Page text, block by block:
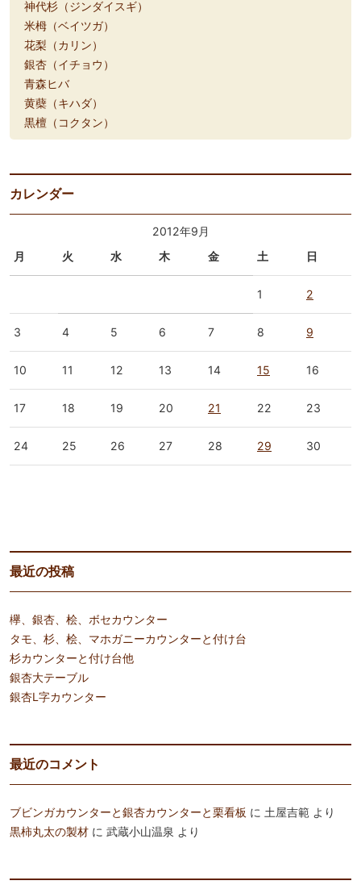
神代杉（ジンダイスギ）
米栂（ベイツガ）
花梨（カリン）
銀杏（イチョウ）
青森ヒバ
黄蘗（キハダ）
黒檀（コクタン）
カレンダー
2012年9月
月
火 水 木 金 土 日
1 2
3 4 5 6 7 8 9
10 11 12 13 14 15 16
17 18 19 20 21 22 23
24 25 26 27 28 29 30
最近の投稿
欅、銀杏、桧、ボセカウンター
タモ、杉、桧、マホガニーカウンターと付け台
杉カウンターと付け台他
銀杏大テーブル
銀杏L字カウンター
最近のコメント
ブビンガカウンターと銀杏カウンターと栗看板 に 土屋吉範 より
黒柿丸太の製材 に 武蔵小山温泉 より